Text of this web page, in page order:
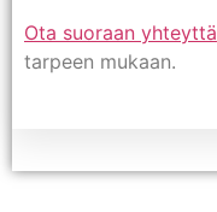
Ota suoraan yhteyttä
tarpeen mukaan.